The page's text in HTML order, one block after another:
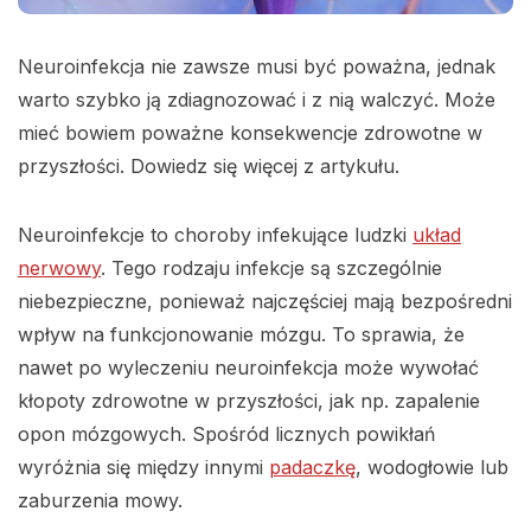
Neuroinfekcja nie zawsze musi być poważna, jednak
warto szybko ją zdiagnozować i z nią walczyć. Może
mieć bowiem poważne konsekwencje zdrowotne w
przyszłości. Dowiedz się więcej z artykułu.
Neuroinfekcje to choroby infekujące ludzki układ
nerwowy. Tego rodzaju infekcje są szczególnie
niebezpieczne, ponieważ najczęściej mają bezpośredni
wpływ na funkcjonowanie mózgu. To sprawia, że
nawet po wyleczeniu neuroinfekcja może wywołać
kłopoty zdrowotne w przyszłości, jak np. zapalenie
opon mózgowych. Spośród licznych powikłań
wyróżnia się między innymi padaczkę, wodogłowie lub
zaburzenia mowy.